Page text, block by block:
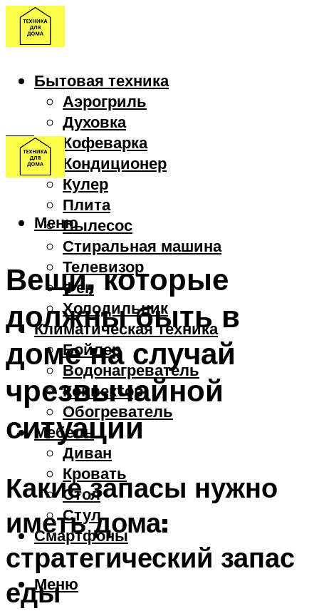
Бытовая техника
Аэрогриль
Духовка
Кофеварка
Кондиционер
Кулер
Плита
Пылесос
Стиральная машина
Телевизор
Фен
Холодильник
Климатическая техника
Бойлер
Водонагреватель
Конвектор
Обогреватель
Мебель
Диван
Кровать
Стол
Стул
Смартфоны
Меню
Меню
Вещи, которые
должны быть в
доме на случай
чрезвычайной
ситуации
Какие запасы нужно
иметь дома:
стратегический запас
еды